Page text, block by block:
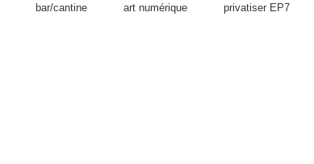
bar/cantine art numérique privatiser EP7